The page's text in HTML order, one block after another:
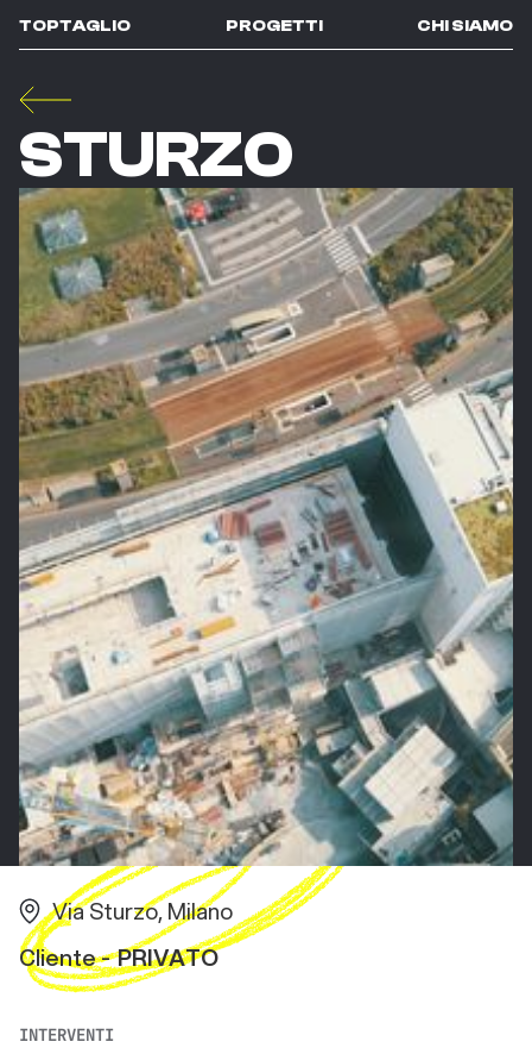
TOPTAGLIO PROGETTI CHI SIAMO
STURZO
Via Sturzo, Milano
Cliente - PRIVATO
INTERVENTI